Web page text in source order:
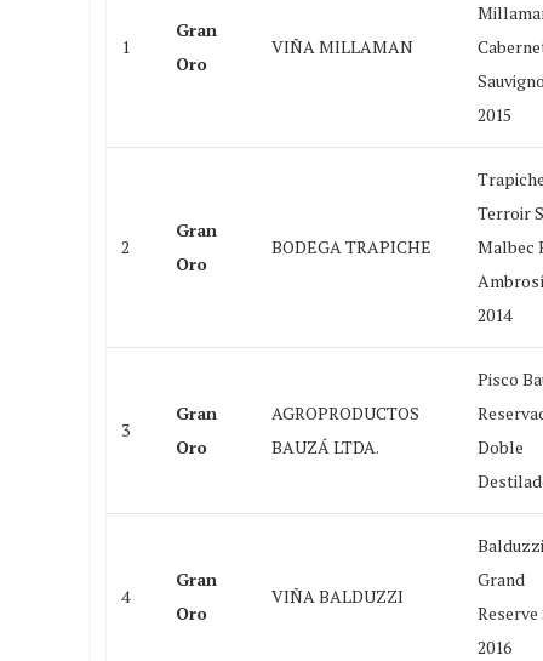
1
Gran
Oro
VIÑA MILLAMAN
2015
2
Gran
Oro
BODEGA TRAPICHE
Terroir
Malbec
2014
3
Gran
Oro
AGROPRODUCTOS
BAUZÁ LTDA.
Pisco
Doble
4
Gran
Oro
VIÑA BALDUZZI
Balduzzi
Grand
Reserve
2016